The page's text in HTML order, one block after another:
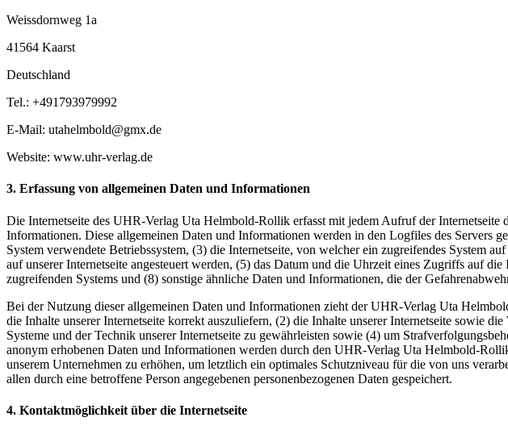
Weissdornweg 1a
41564 Kaarst
Deutschland
Tel.: +491793979992
E-Mail: utahelmbold@gmx.de
Website: www.uhr-verlag.de
3. Erfassung von allgemeinen Daten und Informationen
Die Internetseite des UHR-Verlag Uta Helmbold-Rollik erfasst mit jedem Aufruf der Internetseite
Informationen. Diese allgemeinen Daten und Informationen werden in den Logfiles des Servers
System verwendete Betriebssystem, (3) die Internetseite, von welcher ein zugreifendes System
auf unserer Internetseite angesteuert werden, (5) das Datum und die Uhrzeit eines Zugriffs auf
zugreifenden Systems und (8) sonstige ähnliche Daten und Informationen, die der
Bei der Nutzung dieser allgemeinen Daten und Informationen zieht der UHR-Verlag Uta
die Inhalte unserer Internetseite korrekt auszuliefern, (2) die Inhalte unserer Internetseite sowie
Systeme und der Technik unserer Internetseite zu gewährleisten sowie (4) um
anonym erhobenen Daten und Informationen werden durch den UHR-Verlag Uta Helmbold-
unserem Unternehmen zu erhöhen, um letztlich ein optimales Schutzniveau für die von uns
allen durch eine betroffene Person angegebenen personenbezogenen Daten gespeichert.
4. Kontaktmöglichkeit über die Internetseite